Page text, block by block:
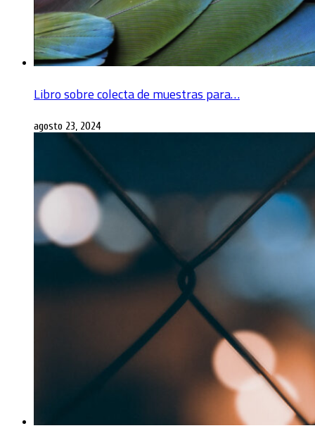
Libro sobre colecta de muestras para…
agosto 23, 2024